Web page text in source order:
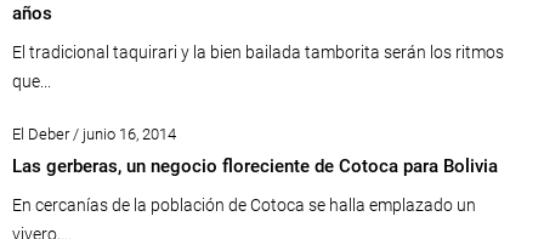
años
El tradicional taquirari y la bien bailada tamborita serán los ritmos
que...
El Deber / junio 16, 2014
Las gerberas, un negocio floreciente de Cotoca para Bolivia
En cercanías de la población de Cotoca se halla emplazado un
vivero,...